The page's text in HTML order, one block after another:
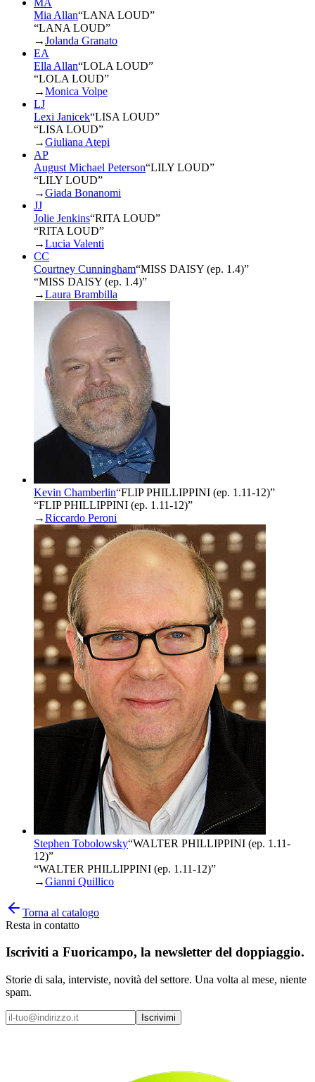
Mia Allan“LANA LOUD”
“LANA LOUD”
→Jolanda Granato
EA
Ella Allan“LOLA LOUD”
“LOLA LOUD”
→Monica Volpe
LJ
Lexi Janicek“LISA LOUD”
“LISA LOUD”
→Giuliana Atepi
AP
August Michael Peterson“LILY LOUD”
“LILY LOUD”
→Giada Bonanomi
JJ
Jolie Jenkins“RITA LOUD”
“RITA LOUD”
→Lucia Valenti
CC
Courtney Cunningham“MISS DAISY (ep. 1.4)”
“MISS DAISY (ep. 1.4)”
→Laura Brambilla
Kevin Chamberlin“FLIP PHILLIPPINI (ep. 1.11-12)”
“FLIP PHILLIPPINI (ep. 1.11-12)”
→Riccardo Peroni
Stephen Tobolowsky“WALTER PHILLIPPINI (ep. 1.11-
12)”
“WALTER PHILLIPPINI (ep. 1.11-12)”
→Gianni Quillico
Torna al catalogo
Resta in contatto
Iscriviti a Fuoricampo, la newsletter del doppiaggio.
Storie di sala, interviste, novità del settore. Una volta al mese, niente
spam.
Iscrivimi